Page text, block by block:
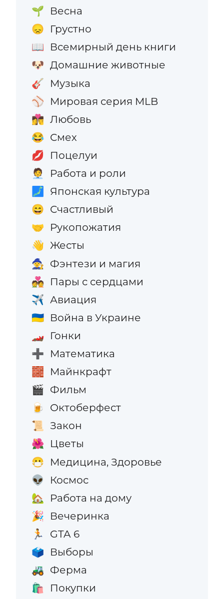
🌱 Весна
😞 Грустно
📖 Всемирный день книги
🐶 Домашние животные
🎸 Музыка
⚾ Мировая серия MLB
👩‍❤️‍💋‍👨 Любовь
😂 Смех
💋 Поцелуи
🧑‍💼 Работа и роли
🗾 Японская культура
😄 Счастливый
🤝 Рукопожатия
👋 Жесты
🧙 Фэнтези и магия
💑 Пары с сердцами
✈️ Авиация
🇺🇦 Война в Украине
🏎️ Гонки
➕ Математика
🧱 Майнкрафт
🎬 Фильм
🍺 Октоберфест
📜 Закон
🌺 Цветы
😷 Медицина, Здоровье
👽 Космос
🏡 Работа на дому
🎉 Вечеринка
🏃 GTA 6
🗳️ Выборы
🚜 Ферма
🛍️ Покупки